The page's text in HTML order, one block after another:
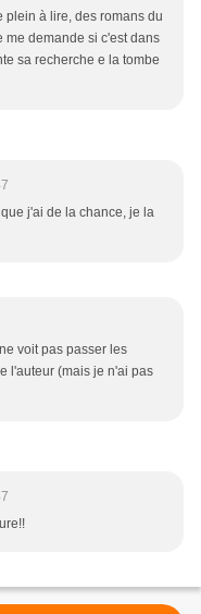
plein à lire, des romans du
me demande si c'est dans
sa recherche e la tombe
j'ai de la chance, je la
voit pas passer les
l'auteur (mais je n'ai pas